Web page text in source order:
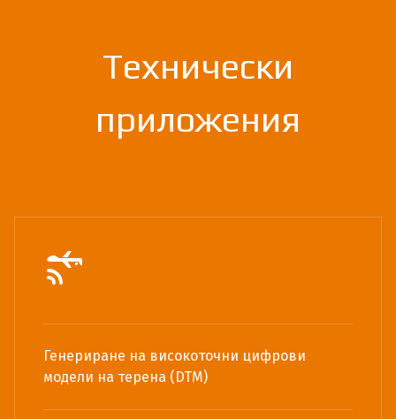
Технически
приложения
Генериране на високоточни цифрови
модели на терена (DTM)